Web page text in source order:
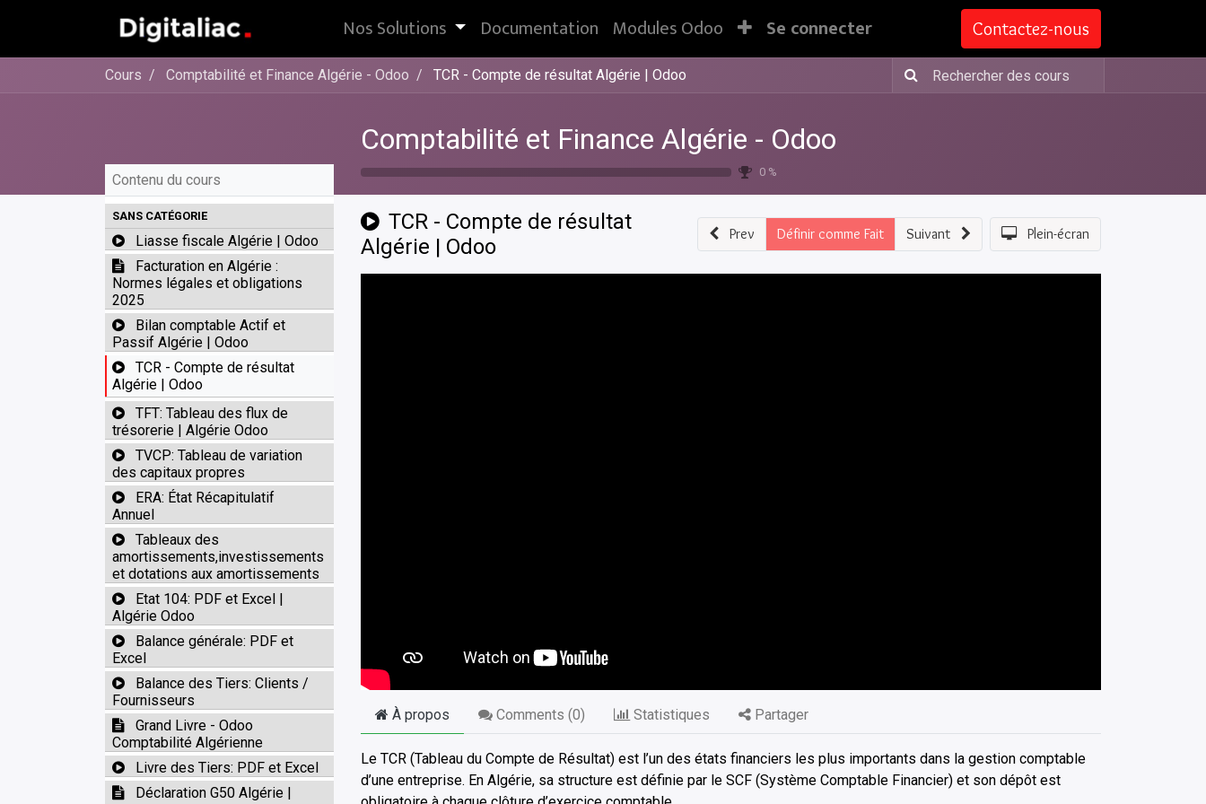
Nos Solutions Documentation Modules Odoo Se connecter Contactez-nous
Cours Comptabilité et Finance Algérie - Odoo TCR - Compte de résultat Algérie | Odoo
Comptabilité et Finance Algérie - Odoo
0 %
Contenu du cours
SANS CATÉGORIE
Liasse fiscale Algérie | Odoo
Facturation en Algérie :
Normes légales et obligations
2025
Bilan comptable Actif et
Passif Algérie | Odoo
TCR - Compte de résultat
Algérie | Odoo
TFT: Tableau des flux de
trésorerie | Algérie Odoo
TVCP: Tableau de variation
des capitaux propres
ERA: État Récapitulatif
Annuel
Tableaux des
amortissements,investissements
et dotations aux amortissements
Etat 104: PDF et Excel |
Algérie Odoo
Balance générale: PDF et
Excel
Balance des Tiers: Clients /
Fournisseurs
Grand Livre - Odoo
Comptabilité Algérienne
Livre des Tiers: PDF et Excel
Déclaration G50 Algérie |
TCR - Compte de résultat
Algérie | Odoo
Prev Définir comme Fait Suivant Plein-écran
À propos Comments (0) Statistiques Partager
Le TCR (Tableau du Compte de Résultat) est l’un des états financiers les plus importants dans la gestion comptable
d’une entreprise. En Algérie, sa structure est définie par le SCF (Système Comptable Financier) et son dépôt est